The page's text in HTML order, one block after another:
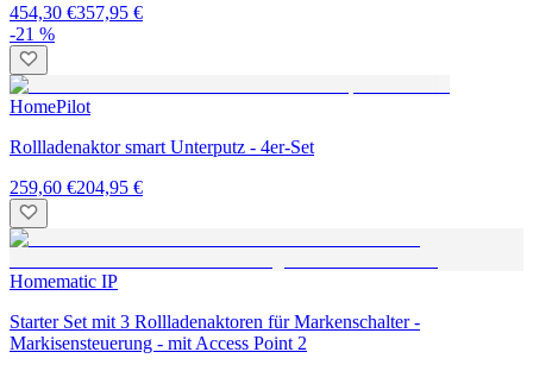
454,30 €357,95 €
-21 %
HomePilot
Rollladenaktor smart Unterputz - 4er-Set
259,60 €204,95 €
Homematic IP
Starter Set mit 3 Rollladenaktoren für Markenschalter -
Markisensteuerung - mit Access Point 2